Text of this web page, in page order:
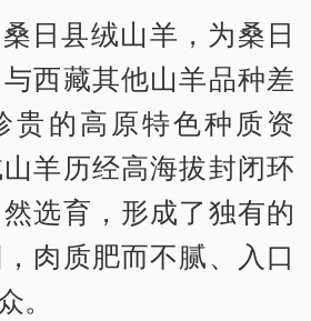
日县绒山羊，为桑日
西藏其他山羊品种差
贵的高原特色种质资
羊历经高海拔封闭环
选育，形成了独有的
肉质肥而不腻、入口
。